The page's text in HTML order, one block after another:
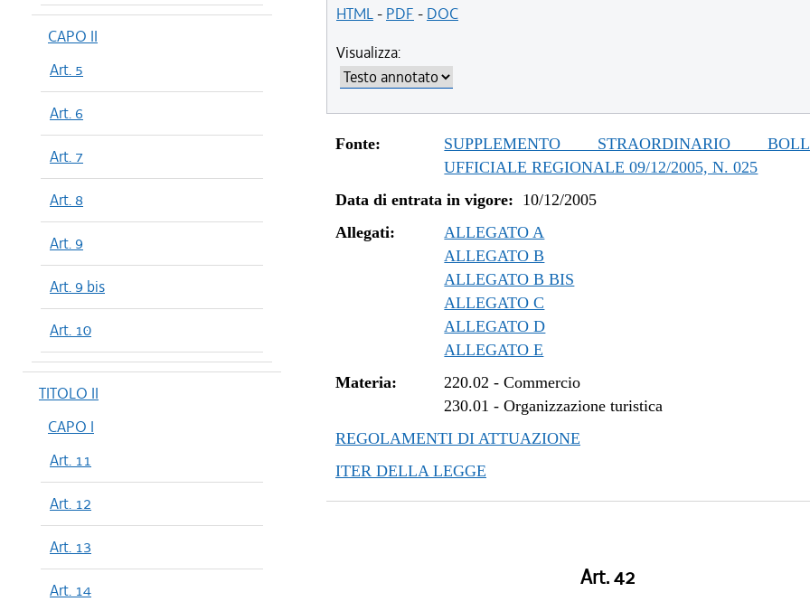
CAPO II
Art. 5
Art. 6
Art. 7
Art. 8
Art. 9
Art. 9 bis
Art. 10
TITOLO II
CAPO I
Art. 11
Art. 12
Art. 13
Art. 14
HTML- PDF - DOC
Visualizza:
Fonte:
SUPPLEMENTO STRAORDINARIO
UFFICIALE REGIONALE 09/12/2005, N. 025
Data di entrata in vigore: 10/12/2005
Allegati:
ALLEGATO A
ALLEGATO B
ALLEGATO B BIS
ALLEGATO C
ALLEGATO D
ALLEGATO E
Materia:
220.02 -Commercio
230.01 -Organizzazione turistica
REGOLAMENTI DI ATTUAZIONE
ITER DELLA LEGGE
Art. 42